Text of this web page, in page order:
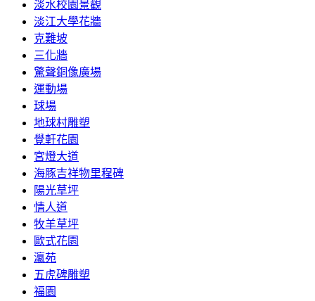
淡水校園景觀
淡江大學花牆
克難坡
三化牆
驚聲銅像廣場
運動場
球場
地球村雕塑
覺軒花園
宮燈大道
海豚吉祥物里程碑
陽光草坪
情人道
牧羊草坪
歐式花園
瀛苑
五虎碑雕塑
福園